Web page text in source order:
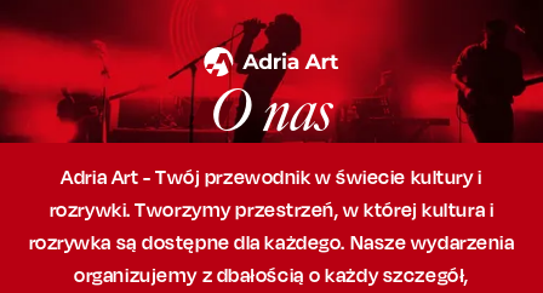
O nas
Adria Art - Twój przewodnik w świecie kultury i
rozrywki. Tworzymy przestrzeń,w której kultura i
rozrywka są dostępne dla każdego. Nasze wydarzenia
organizujemy z dbałością o każdy szczegół,